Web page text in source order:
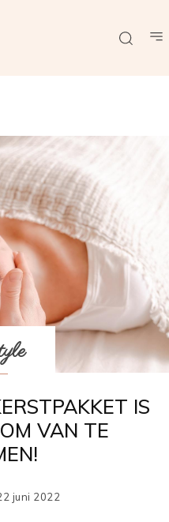
IS
VAN TE
juni 2022